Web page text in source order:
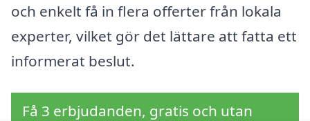
och enkelt få in flera offerter från lokala
experter, vilket gör det lättare att fatta ett
informerat beslut.
Få 3 erbjudanden, gratis och utan